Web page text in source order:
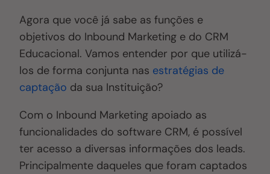
Agora que você já sabe as funções e
objetivos do Inbound Marketing e do CRM
Educacional. Vamos entender por que utilizá-
los de forma conjunta nas estratégias de
captação da sua Instituição?
Com o Inbound Marketing apoiado as
funcionalidades do software CRM, é possível
ter acesso a diversas informações dos leads.
Principalmente daqueles que foram captados